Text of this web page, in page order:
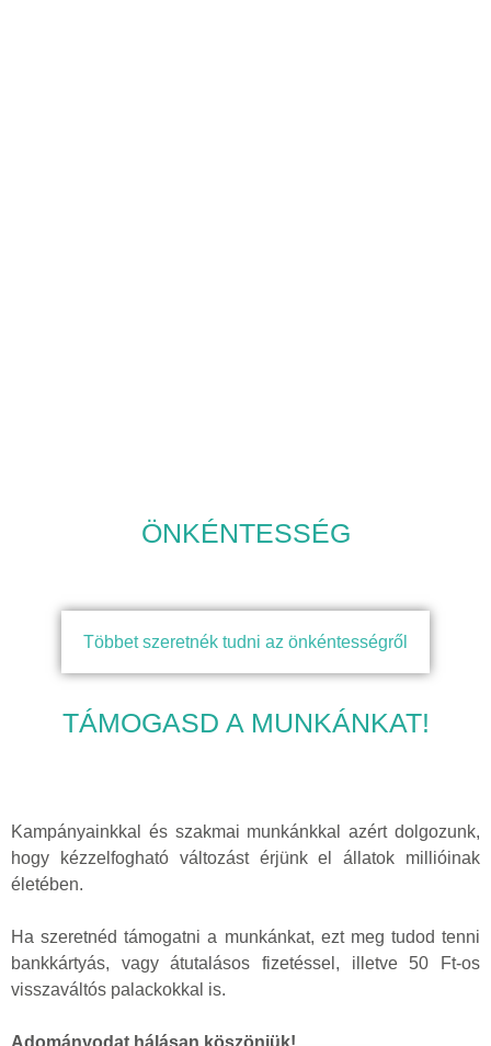
ÖNKÉNTESSÉG
Többet szeretnék tudni az önkéntességről
TÁMOGASD A MUNKÁNKAT!
Kampányainkkal és szakmai munkánkkal azért dolgozunk,
hogy kézzelfogható változást érjünk el állatok millióinak
életében.
Ha szeretnéd támogatni a munkánkat, ezt meg tudod tenni
bankkártyás, vagy átutalásos fizetéssel, illetve 50 Ft-os
visszaváltós palackokkal is.